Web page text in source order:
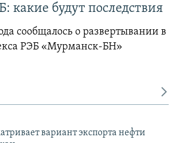
какие будут последствия
сообщалось о развертывании в
РЭБ «Мурманск-БН»
вариант экспорта нефти